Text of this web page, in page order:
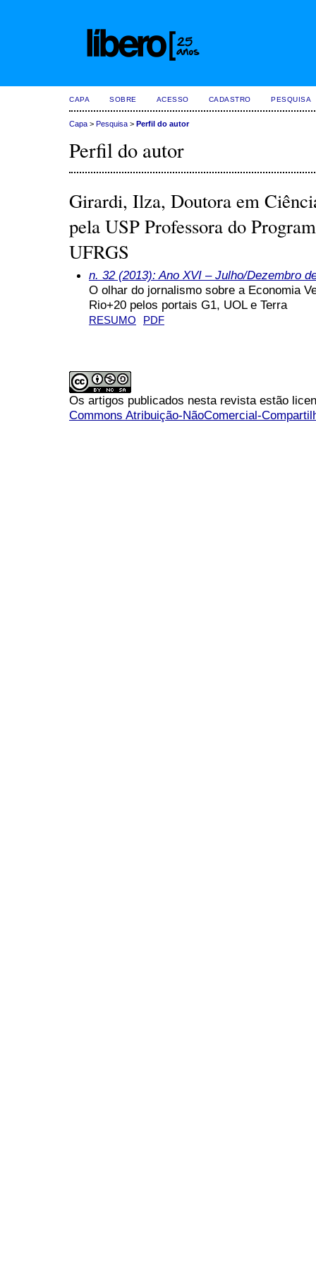
CAPA SOBRE ACESSO CADASTRO PESQUISA
Capa > Pesquisa > Perfil do autor
Perfil do autor
Girardi, Ilza, Doutora em
pela USP Professora do
UFRGS
n. 32 (2013): Ano XVI – Julho/Dezembro
O olhar do jornalismo sobre a Economia
Rio+20 pelos portais G1, UOL e Terra
RESUMO PDF
Os artigos publicados nesta revista estão
Commons Atribuição-NãoComercial-